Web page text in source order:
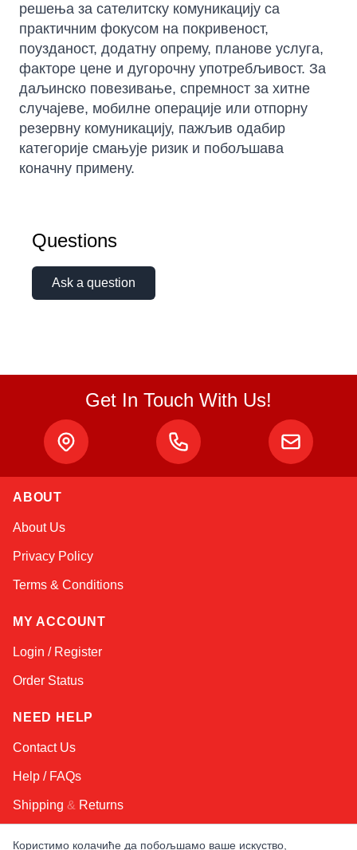
решења за сателитску комуникацију са
практичним фокусом на покривеност,
поузданост, додатну опрему, планове услуга,
факторе цене и дугорочну употребљивост. За
даљинско повезивање, спремност за хитне
случајеве, мобилне операције или отпорну
резервну комуникацију, пажљив одабир
категорије смањује ризик и побољшава
коначну примену.
Questions
Ask a question
Get In Touch With Us!
ABOUT
About Us
Privacy Policy
Terms & Conditions
MY ACCOUNT
Login / Register
Order Status
NEED HELP
Contact Us
Help / FAQs
Shipping & Returns
Користимо колачиће да побољшамо ваше искуство,